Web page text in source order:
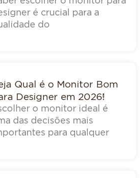
é crucial para a
do
Qual é o Monitor Bom
Designer em 2026!
o monitor ideal é
das decisões mais
para qualquer